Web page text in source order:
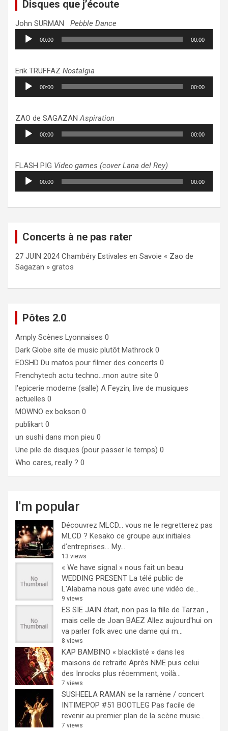
Disques que j’écoute
John SURMAN Pebble Dance
Lecteur
audio
00:00 00:00
Erik TRUFFAZ Nostalgia
Lecteur
audio
00:00 00:00
ZAO de SAGAZANAspiration
Lecteur
audio
00:00 00:00
FLASH PIG Video games (cover Lana del Rey)
Lecteur
audio
00:00 00:00
Concerts à ne pas rater
27 JUIN 2024 Chambéry Estivales en Savoie « Zao de
Sagazan » gratos
Pôtes 2.0
Amply Scènes Lyonnaises 0
Dark Globe site de music plutôt Mathrock 0
EOSHD Du matos pour filmer des concerts 0
Frenchytech actu techno…mon autre site 0
l'epicerie moderne (salle) A Feyzin, live de musiques
actuelles 0
MOWNO ex bokson 0
publikart 0
un sushi dans mon pieu 0
Une pile de disques (pour passer le temps) 0
Who cares, really ? 0
I'm popular
Découvrez MLCD… vous ne le regretterez pas
MLCD ? Kesako ce groupe aux initiales
d’entreprises… My...
13 views
« We have signal » nous fait un beau
WEDDING PRESENT La télé public de
L'Alabama nous gate avec une vidéo de...
9 views
ES SIE JAIN était, non pas la fille de Tarzan ,
mais celle de Joan BAEZ Allez aujourd'hui on
va parler folk avec une dame qui m...
8 views
KAP BAMBINO « blacklisté » dans les
maisons de retraite Après NME puis celui
des Inrocks plus récemment, voilà...
7 views
SUSHEELA RAMAN se la ramène / concert
INTIMEPOP #51 BOOTLEG Pas facile de
revenir au premier plan de la scène music...
7 views